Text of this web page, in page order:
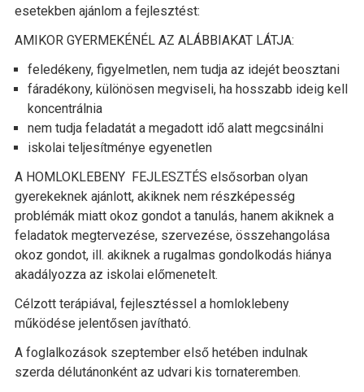
esetekben ajánlom a fejlesztést:
AMIKOR GYERMEKÉNÉL AZ ALÁBBIAKAT LÁTJA:
feledékeny, figyelmetlen, nem tudja az idejét beosztani
fáradékony, különösen megviseli, ha hosszabb ideig kell
koncentrálnia
nem tudja feladatát a megadott idő alatt megcsinálni
iskolai teljesítménye egyenetlen
A HOMLOKLEBENY FEJLESZTÉS elsősorban olyan
gyerekeknek ajánlott, akiknek nem részképesség
problémák miatt okoz gondot a tanulás, hanem akiknek a
feladatok megtervezése, szervezése, összehangolása
okoz gondot, ill. akiknek a rugalmas gondolkodás hiánya
akadályozza az iskolai előmenetelt.
Célzott terápiával, fejlesztéssel a homloklebeny
működése jelentősen javítható.
A foglalkozások szeptember első hetében indulnak
szerda délutánonként az udvari kis tornateremben.